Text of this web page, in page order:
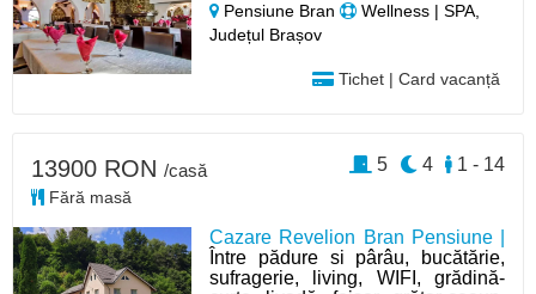
Pensiune Bran
Wellness | SPA,
Județul Brașov
Tichet | Card vacanță
Cazare Revelion Bran Pensiune |
Între pădure si pârâu, bucătărie,
sufragerie, living, WIFI, grădină-
13900 RON /casă
Fără masă
1 - 14
4
5